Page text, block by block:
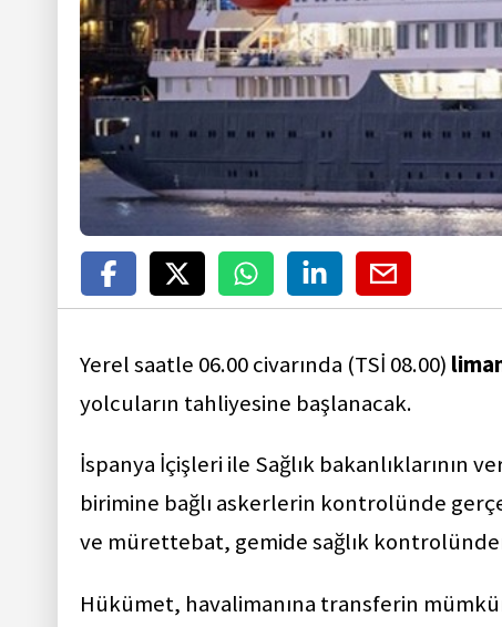
Yerel saatle 06.00 civarında (TSİ 08.00)
yolcuların tahliyesine başlanacak.
İspanya İçişleri ile Sağlık bakanlıklarının
birimine bağlı askerlerin kontrolünde
ve mürettebat, gemide sağlık
Hükümet, havalimanına transferin